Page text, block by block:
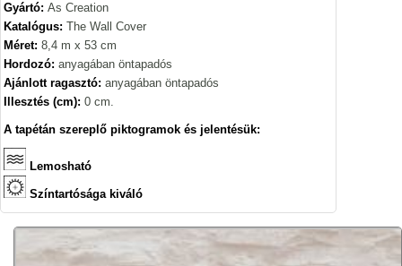
Gyártó: As Creation
Katalógus: The Wall Cover
Méret: 8,4 m x 53 cm
Hordozó: anyagában öntapadós
Ajánlott ragasztó: anyagában öntapadós
Illesztés (cm): 0 cm.
A tapétán szereplő piktogramok és jelentésük:
Lemosható
Színtartósága kiváló